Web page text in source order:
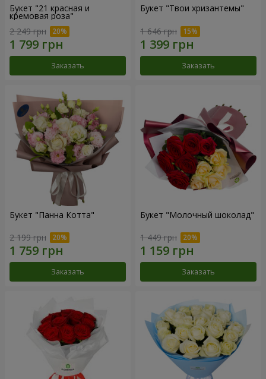
Букет "21 красная и
кремовая роза"
2 249 грн
Заказать
Букет "Твои хризантемы"
1 646 грн
Заказать
Букет "Панна Котта"
2 199 грн
Заказать
Букет "Молочный шоколад"
1 449 грн
Заказать